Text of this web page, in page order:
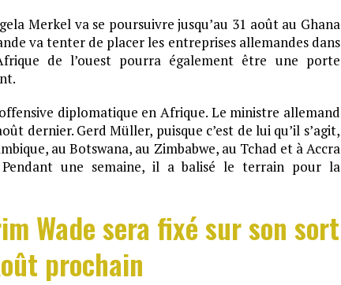
Merkel va se poursuivre jusqu’au 31 août au Ghana
va tenter de placer les entreprises allemandes dans
de l’ouest pourra également être une porte
diplomatique en Afrique. Le ministre allemand
dernier. Gerd Müller, puisque c’est de lui qu’il s’agit,
au Botswana, au Zimbabwe, au Tchad et à Accra
Pendant une semaine, il a balisé le terrain pour la
Wade sera fixé sur son sort
prochain